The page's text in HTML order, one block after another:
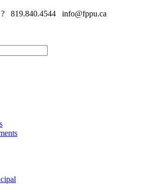
819.840.4544 info@fppu.ca